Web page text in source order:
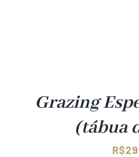
Grazing
(tábua
R$